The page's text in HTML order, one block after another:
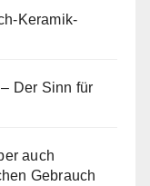
Keramik-
Der Sinn für
auch
Gebrauch